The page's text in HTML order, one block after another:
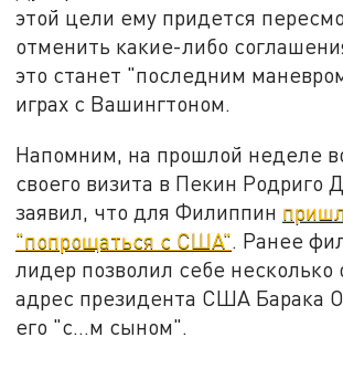
этой цели ему придется
отменить какие-либо
это станет "последним
играх с Вашингтоном.
Напомним, на прошлой неделе
своего визита в Пекин Родриго
заявил, что для Филиппин
"попрощаться с США". Ранее
лидер позволил себе несколько
адрес президента США Барака
его "с…м сыном".